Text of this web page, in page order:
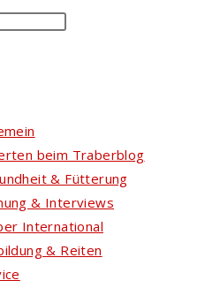
beim Traberblog
& Fütterung
& Interviews
International
& Reiten